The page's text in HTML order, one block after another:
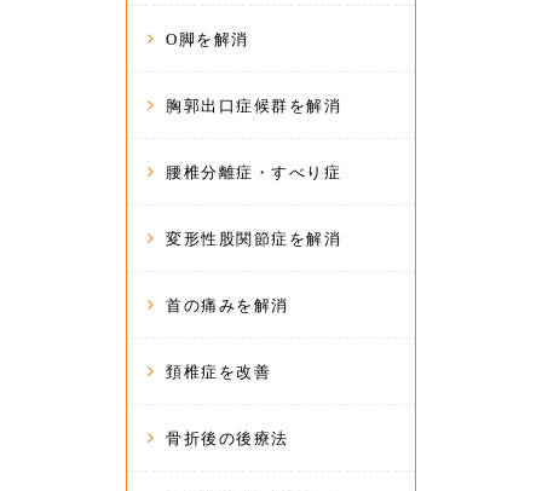
O脚を解消
胸郭出口症候群を解消
腰椎分離症・すべり症
変形性股関節症を解消
首の痛みを解消
頚椎症を改善
骨折後の後療法